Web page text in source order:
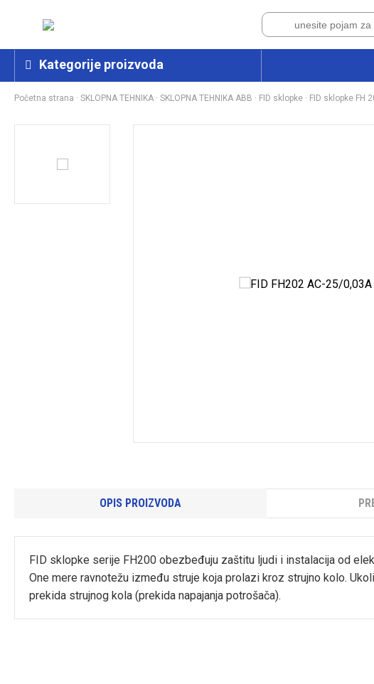
Kategorije proizvoda
Početna strana · SKLOPNA TEHNIKA · SKLOPNA TEHNIKA ABB · FID sklopke · FID sklopke FH
OPIS PROIZVODA
FID sklopke serije FH200 obezbeđuju zaštitu ljudi i instalacija od
One mere ravnotežu između struje koja prolazi kroz strujno kolo.
prekida strujnog kola (prekida napajanja potrošača).